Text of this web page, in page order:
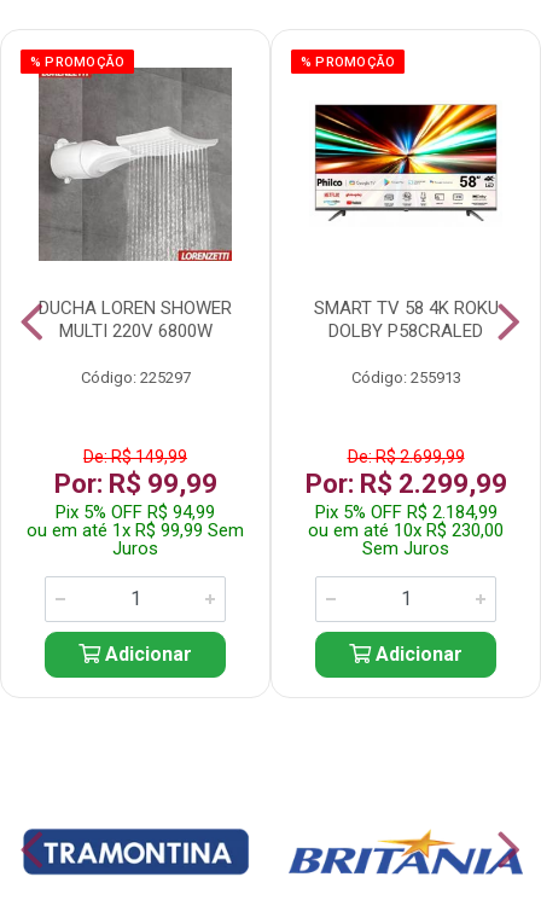
% PROMOÇÃO
DUCHA LOREN SHOWER
MULTI 220V 6800W
Código: 225297
De: R$ 149,99
Por: R$ 99,99
Pix 5% OFF R$ 94,99
ou em até 1x R$ 99,99 Sem
Juros
Adicionar
% PROMOÇÃO
SMART TV 58 4K ROKU
DOLBY P58CRALED
Código: 255913
De: R$ 2.699,99
Por: R$ 2.299,99
Pix 5% OFF R$ 2.184,99
ou em até 10x R$ 230,00
Sem Juros
Adicionar